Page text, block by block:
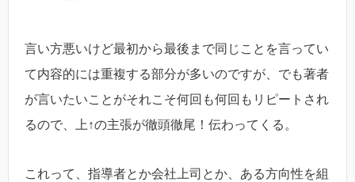
言い方悪いけど最初から最後まで同じことを言ってい
て内容的には重複する部分が多いのですが、でも著者
が言いたいことがそれこそ何回も何回もリピートされ
るので、上↑の主張が徹頭徹尾！伝わってくる。
これって、指導者とか会社上司とか、ある方向性を組